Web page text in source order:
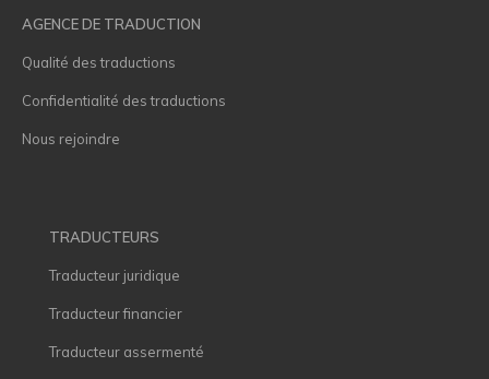
AGENCE DE TRADUCTION
Qualité des traductions
Confidentialité des traductions
Nous rejoindre
TRADUCTEURS
Traducteur juridique
Traducteur financier
Traducteur assermenté